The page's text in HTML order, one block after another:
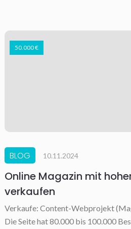
50.000 €
BLOG 10.11.2024
Online Magazin mit
verkaufen
Verkaufe: Content-Webprojekt
Die Seite hat 80.000 bis 100.000